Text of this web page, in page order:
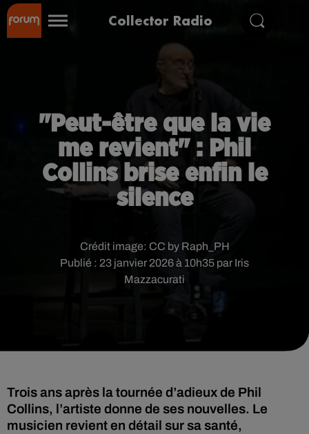
Collector Radio
"Peut-être que la vie
me revient" : Phil
Collins brise enfin le
silence
Publié : 23 janvier 2026 à 10h35 par Iris
Mazzacurati
Crédit image: CC by Raph_PH
Trois ans après la tournée d’adieux de Phil
Collins, l’artiste donne de ses nouvelles. Le
musicien revient en détail sur sa santé,